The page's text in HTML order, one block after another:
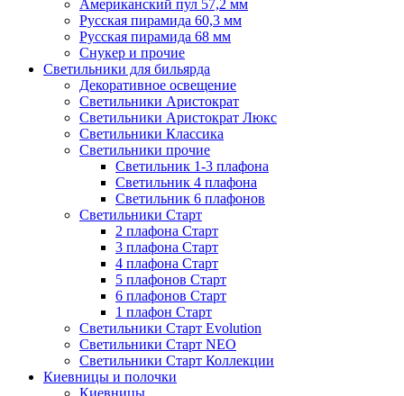
Американский пул 57,2 мм
Русская пирамида 60,3 мм
Русская пирамида 68 мм
Снукер и прочие
Светильники для бильярда
Декоративное освещение
Светильники Аристократ
Светильники Аристократ Люкс
Светильники Классика
Светильники прочие
Светильник 1-3 плафона
Светильник 4 плафона
Светильник 6 плафонов
Светильники Старт
2 плафона Старт
3 плафона Старт
4 плафона Старт
5 плафонов Старт
6 плафонов Старт
1 плафон Старт
Светильники Старт Evolution
Светильники Старт NEO
Светильники Старт Коллекции
Киевницы и полочки
Киевницы